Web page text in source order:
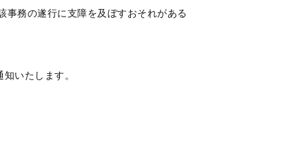
事務の遂行に支障を及ぼすおそれがある
いたします。